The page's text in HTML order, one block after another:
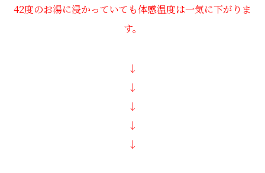
42度のお湯に浸かっていても体感温度は一気に下がりま
す。
↓
↓
↓
↓
↓